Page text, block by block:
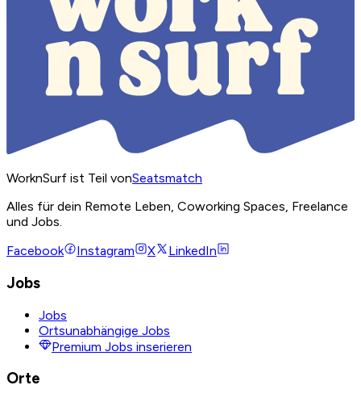
WorknSurf ist Teil vonSeatsmatch
Alles für dein Remote Leben, Coworking Spaces, Freelance
und Jobs.
Facebook
Instagram X LinkedIn
Jobs
Jobs
Ortsunabhängige Jobs
Premium Jobs inserieren
Orte